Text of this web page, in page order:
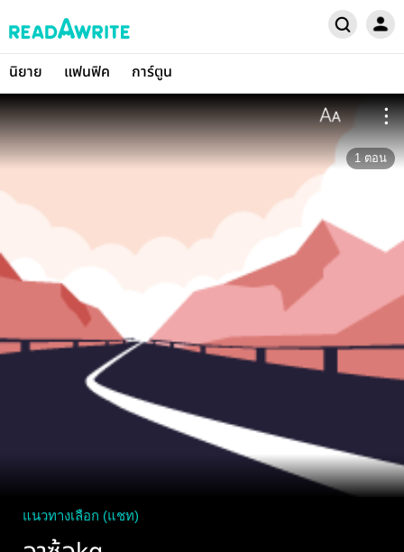
นิยาย แฟนฟิค การ์ตูน
1 ตอน
แนวทางเลือก (แชท)